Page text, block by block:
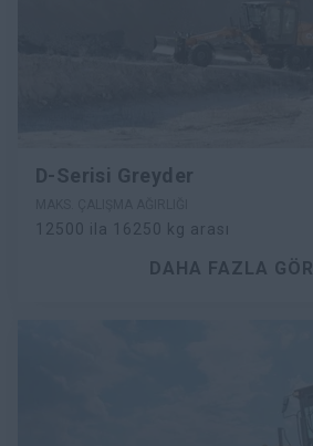
D-Serisi Greyder
12500 ila 16250 kg arası
DAHA FAZLA GÖR